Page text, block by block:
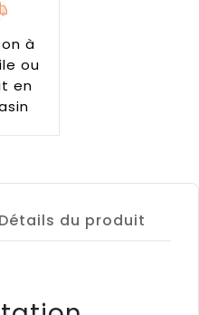
à
ou
en
Détails du produit